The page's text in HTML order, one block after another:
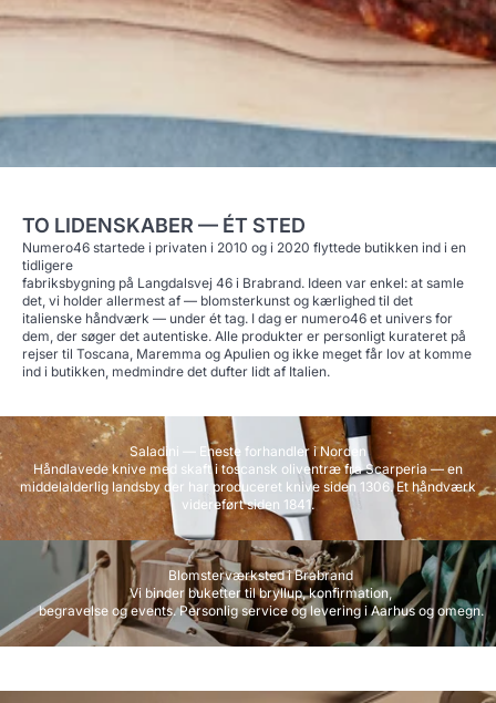
TO LIDENSKABER — ÉT STED
Numero46 startede i privaten i 2010 og i 2020 flyttede butikken ind i en
tidligere
fabriksbygning på Langdalsvej 46 i Brabrand. Ideen var enkel: at samle
det, vi holder allermest af — blomsterkunst og kærlighed til det
italienske håndværk — under ét tag. I dag er numero46 et univers for
dem, der søger det autentiske. Alle produkter er personligt kurateret på
rejser til Toscana, Maremma og Apulien og ikke meget får lov at komme
ind i butikken, medmindre det dufter lidt af Italien.
Saladini — Eneste forhandler i Norden
Håndlavede knive med skaft i toscansk oliventræ fra Scarperia — en
middelalderlig landsby der har produceret knive siden 1306. Et håndværk
videreført siden 1841.
Blomsterværksted i Brabrand
Vi binder buketter til bryllup, konfirmation,
begravelse og events. Personlig service og levering i Aarhus og omegn.